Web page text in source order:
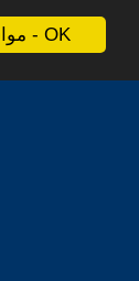
موافق - OK